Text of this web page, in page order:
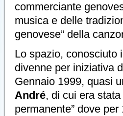
commerciante
musica e delle
genovese” della
Lo spazio, conosciuto
divenne per iniziativa
Gennaio 1999, quasi
André, di cui era
permanente” dove